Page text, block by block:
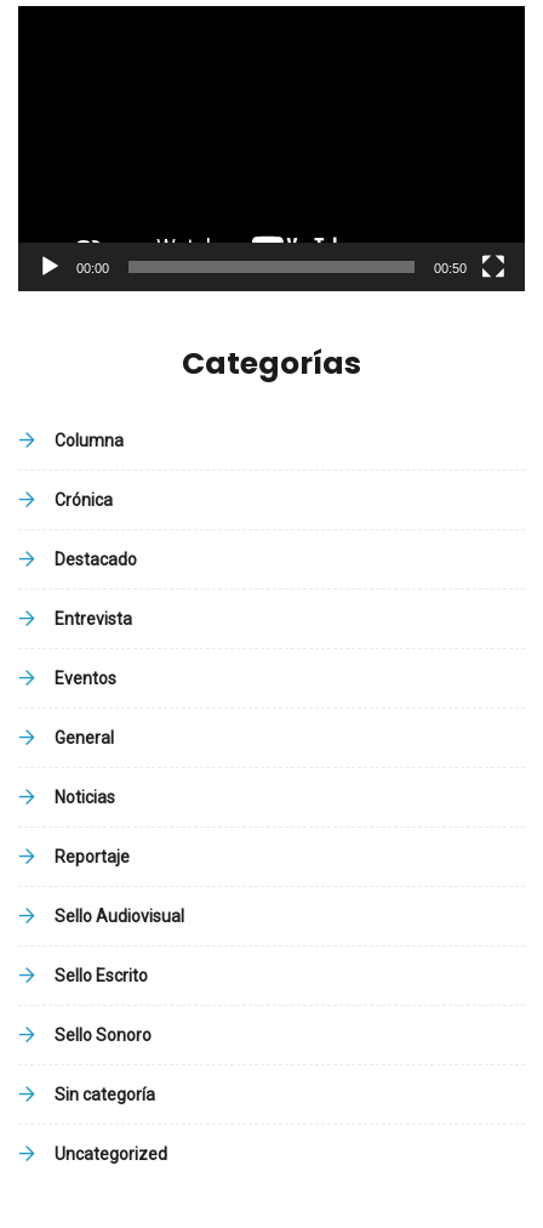
00:00 00:50
Categorías
Columna
Crónica
Destacado
Entrevista
Eventos
General
Noticias
Reportaje
Sello Audiovisual
Sello Escrito
Sello Sonoro
Sin categoría
Uncategorized